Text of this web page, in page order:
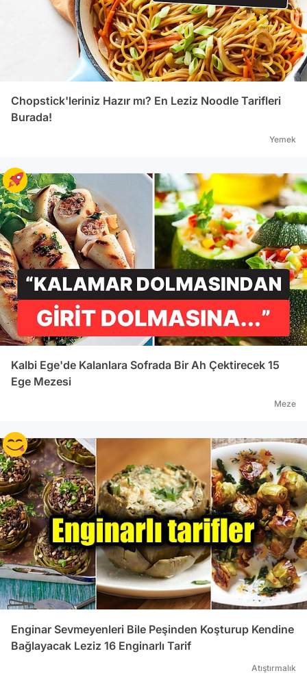
Chopstick'leriniz Hazır mı? En Leziz Noodle Tarifleri
Burada!
Yemek
Kalbi Ege'de Kalanlara Sofrada Bir Ah Çektirecek 15
Ege Mezesi
Meze
Enginar Sevmeyenleri Bile Peşinden Koşturup Kendine
Bağlayacak Leziz 16 Enginarlı Tarif
Atıştırmalık